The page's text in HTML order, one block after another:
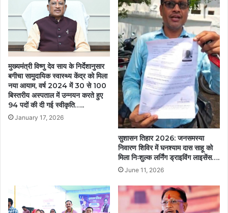
मुख्यमंत्री विष्णु देव साय के निर्देशानुसार
बगीचा सामुदायिक स्वास्थ्य केंद्र को मिला
नया आयाम, वर्ष 2024 में 30 से 100
बिस्तरीय अस्पताल में उन्नयन करते हुए
94 पदों की दी गई स्वीकृति…..
January 17, 2026
सुशासन तिहार 2026: जनसमस्या
निवारण शिविर में घनश्याम दास साहू को
मिला निःशुल्क लर्निंग ड्राइविंग लाइसेंस….
June 11, 2026